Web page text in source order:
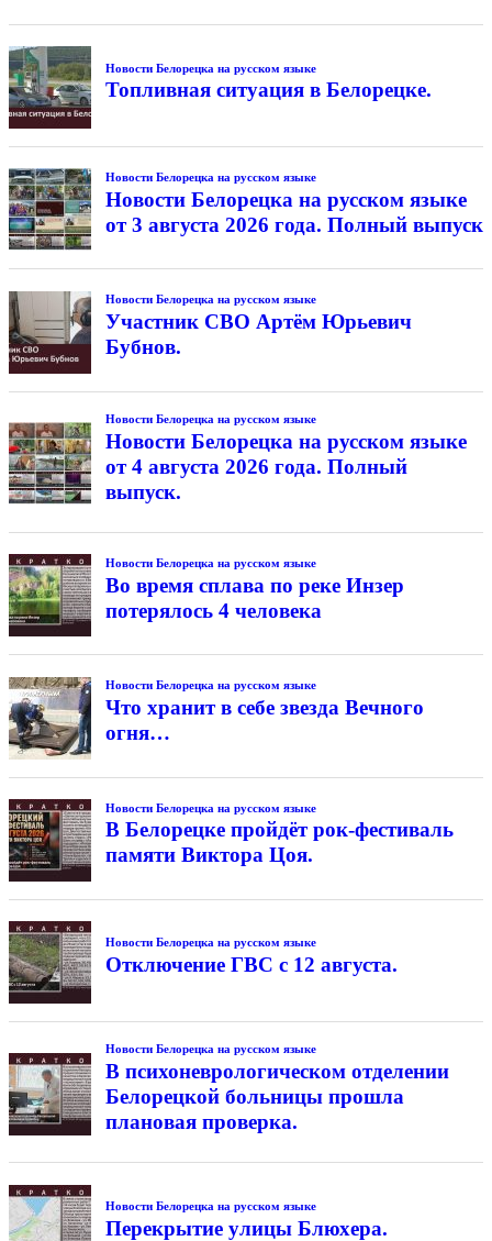
Новости Белорецка на русском языке
Топливная ситуация в Белорецке.
Новости Белорецка на русском языке
Новости Белорецка на русском языке
от 3 августа 2026 года. Полный выпуск
Новости Белорецка на русском языке
Участник СВО Артём Юрьевич
Бубнов.
Новости Белорецка на русском языке
Новости Белорецка на русском языке
от 4 августа 2026 года. Полный
выпуск.
Новости Белорецка на русском языке
Во время сплава по реке Инзер
потерялось 4 человека
Новости Белорецка на русском языке
Что хранит в себе звезда Вечного
огня…
Новости Белорецка на русском языке
В Белорецке пройдёт рок-фестиваль
памяти Виктора Цоя.
Новости Белорецка на русском языке
Отключение ГВС с 12 августа.
Новости Белорецка на русском языке
В психоневрологическом отделении
Белорецкой больницы прошла
плановая проверка.
Новости Белорецка на русском языке
Перекрытие улицы Блюхера.